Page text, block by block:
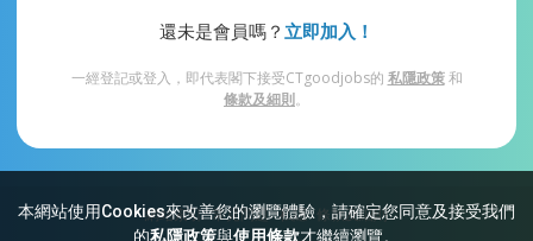
本網站使用Cookies來改善您的瀏覽體驗，請確定您同意及接受我們
的私隱政策與使用條款才繼續瀏覽。
還未是會員嗎？ 立即加入！
一經登記或登入，即代表閣下接受CTgoodjobs的 私隱政策和
條款及細則。
網站索引 常見問題 私隱 條款及細則